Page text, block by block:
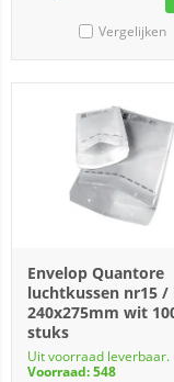
Vergelijken
Envelop Quantore
luchtkussen nr15 /
240x275mm wit
stuks
Uit voorraad leverbaar.
Voorraad: 548